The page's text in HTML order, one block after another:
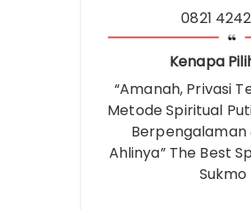
0821 4242
Kenapa
“Amanah, Privasi
Metode Spiritual
Berpengalaman
Ahlinya” The Best
Sukmo